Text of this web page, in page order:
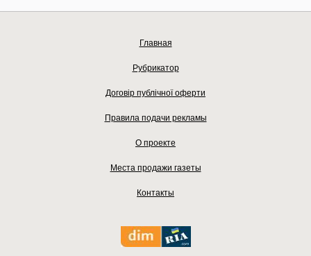
Главная
Рубрикатор
Договір публічної оферти
Правила подачи рекламы
О проекте
Места продажи газеты
Контакты